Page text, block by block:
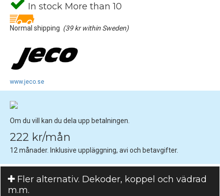
In stock More than 10
Normal shipping (39 kr within Sweden)
www.jeco.se
Om du vill kan du dela upp betalningen.
222 kr/mån
12 månader. Inklusive uppläggning, avi och betavgifter.
Fler alternativ. Dekoder, koppel och vädrad
m.m.